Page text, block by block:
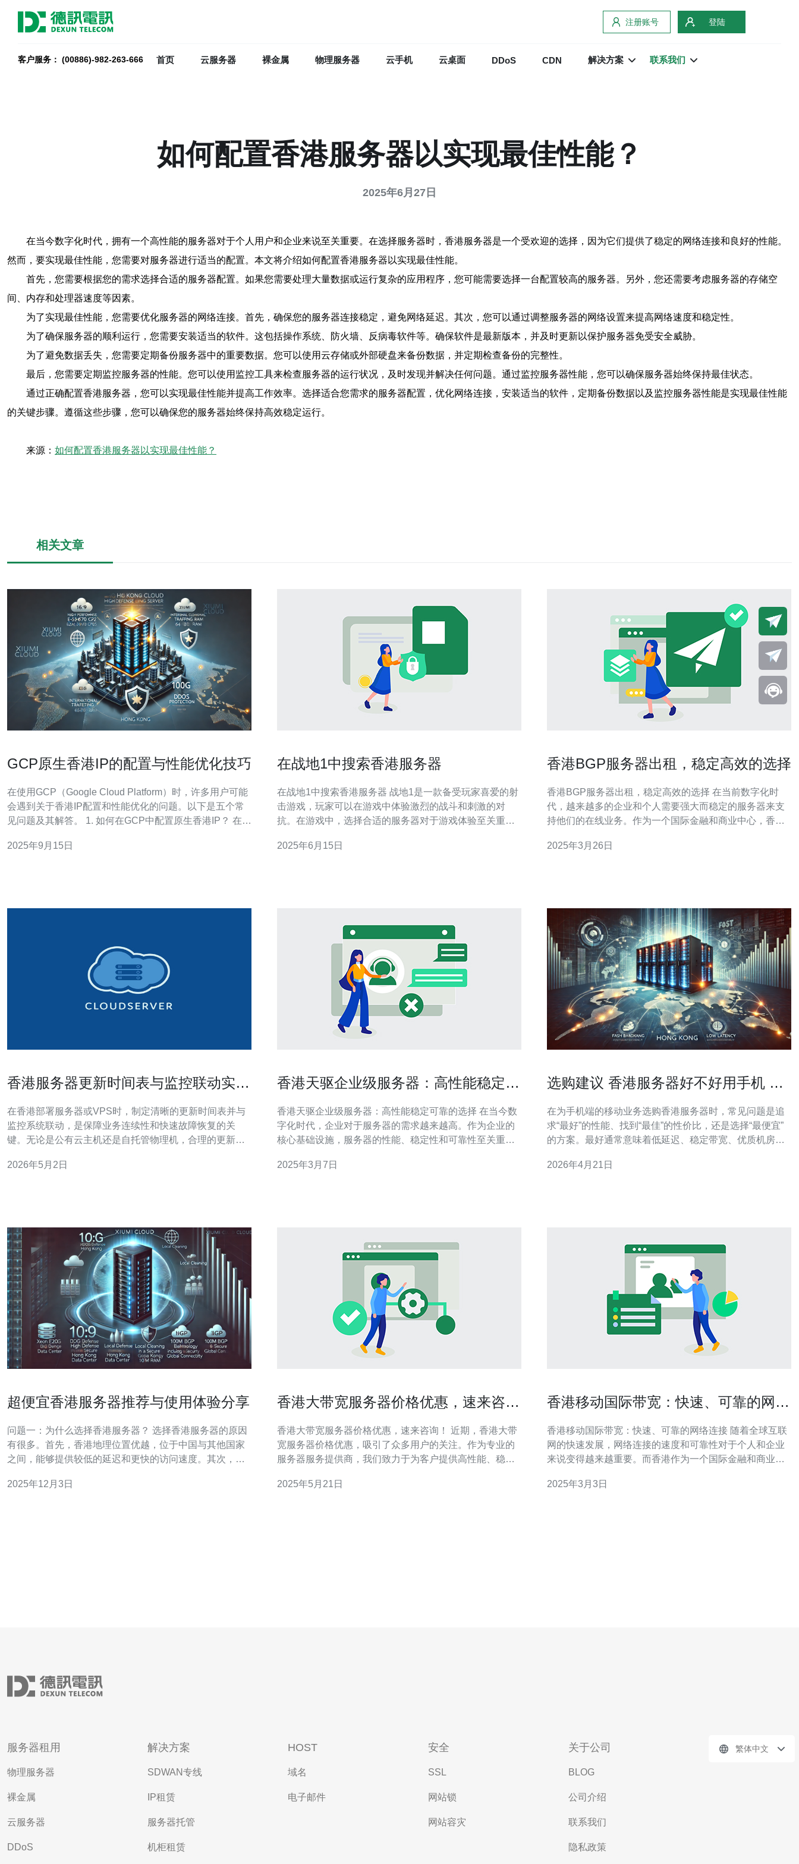
注册账号 登陆
客户服务： (00886)-982-263-666 首页 云服务器 裸金属 物理服务器 云手机 云桌面 DDoS CDN 解决方案 联系我们
如何配置香港服务器以实现最佳性能？
2025年6月27日
在当今数字化时代，拥有一个高性能的服务器对于个人用户和企业来说至关重要。在选择服务器时，香港服务器是一个受欢迎的选择，因为它们提供了稳定的网络连接和良好的性能。
然而，要实现最佳性能，您需要对服务器进行适当的配置。本文将介绍如何配置香港服务器以实现最佳性能。
首先，您需要根据您的需求选择合适的服务器配置。如果您需要处理大量数据或运行复杂的应用程序，您可能需要选择一台配置较高的服务器。另外，您还需要考虑服务器的存储空
间、内存和处理器速度等因素。
为了实现最佳性能，您需要优化服务器的网络连接。首先，确保您的服务器连接稳定，避免网络延迟。其次，您可以通过调整服务器的网络设置来提高网络速度和稳定性。
为了确保服务器的顺利运行，您需要安装适当的软件。这包括操作系统、防火墙、反病毒软件等。确保软件是最新版本，并及时更新以保护服务器免受安全威胁。
为了避免数据丢失，您需要定期备份服务器中的重要数据。您可以使用云存储或外部硬盘来备份数据，并定期检查备份的完整性。
最后，您需要定期监控服务器的性能。您可以使用监控工具来检查服务器的运行状况，及时发现并解决任何问题。通过监控服务器性能，您可以确保服务器始终保持最佳状态。
通过正确配置香港服务器，您可以实现最佳性能并提高工作效率。选择适合您需求的服务器配置，优化网络连接，安装适当的软件，定期备份数据以及监控服务器性能是实现最佳性能
的关键步骤。遵循这些步骤，您可以确保您的服务器始终保持高效稳定运行。
来源： 如何配置香港服务器以实现最佳性能？
相关文章
GCP原生香港IP的配置与性能优化技巧
在使用GCP（Google Cloud Platform）时，许多用户可能
会遇到关于香港IP配置和性能优化的问题。以下是五个常
见问题及其解答。 1. 如何在GCP中配置原生香港IP？ 在
制台。 选择“VPC网络”，然后点击“外部IP地址”。 点击“分
2025年9月15日
在战地1中搜索香港服务器
在战地1中搜索香港服务器 战地1是一款备受玩家喜爱的射
击游戏，玩家可以在游戏中体验激烈的战斗和刺激的对
抗。在游戏中，选择合适的服务器对于游戏体验至关重
战地1中拥有良好的稳定性和连接速度，许多玩家选择连接
2025年6月15日
香港BGP服务器出租，稳定高效的选择
香港BGP服务器出租，稳定高效的选择 在当前数字化时
代，越来越多的企业和个人需要强大而稳定的服务器来支
持他们的在线业务。作为一个国际金融和商业中心，香港
出租服务因其稳定性和高效性而备受推崇。 BGP（Border
2025年3月26日
香港服务器更新时间表与监控联动实现
在香港部署服务器或VPS时，制定清晰的更新时间表并与
监控系统联动，是保障业务连续性和快速故障恢复的关
键。无论是公有云主机还是自托管物理机，合理的更新流
包括常规补丁维护、内核和软件升级窗口以及紧急补丁机
2026年5月2日
香港天驱企业级服务器：高性能稳定可
香港天驱企业级服务器：高性能稳定可靠的选择 在当今数
字化时代，企业对于服务器的需求越来越高。作为企业的
核心基础设施，服务器的性能、稳定性和可靠性至关重
个值得考虑的选择。 香港天驱企业级服务器采用先进的硬
2025年3月7日
选购建议 香港服务器好不好用手机 针
在为手机端的移动业务选购香港服务器时，常见问题是追
求“最好”的性能、找到“最佳”的性价比，还是选择“最便宜”
的方案。最好通常意味着低延迟、稳定带宽、优质机房和
适合对访问量与稳定性要求不高的测试或轻量级业务。本
2026年4月21日
超便宜香港服务器推荐与使用体验分享
问题一：为什么选择香港服务器？ 选择香港服务器的原因
有很多。首先，香港地理位置优越，位于中国与其他国家
之间，能够提供较低的延迟和更快的访问速度。其次，香
用。此外，许多用户选择香港服务器是因为其良好的国际
2025年12月3日
香港大带宽服务器价格优惠，速来咨
香港大带宽服务器价格优惠，速来咨询！ 近期，香港大带
宽服务器价格优惠，吸引了众多用户的关注。作为专业的
服务器服务提供商，我们致力于为客户提供高性能、稳定
的香港大带宽服务器拥有以下优势： 高带宽：拥有大带
2025年5月21日
香港移动国际带宽：快速、可靠的网络
香港移动国际带宽：快速、可靠的网络连接 随着全球互联
网的快速发展，网络连接的速度和可靠性对于个人和企业
来说变得越来越重要。而香港作为一个国际金融和商业中
现出色。 香港移动国际带宽具有以下几个显著优势： 1. 优
2025年3月3日
服务器租用
物理服务器
裸金属
云服务器
DDoS
解决方案
SDWAN专线
IP租赁
服务器托管
机柜租赁
HOST
域名
电子邮件
安全
SSL
网站锁
网站容灾
关于公司
BLOG
公司介绍
联系我们
隐私政策
繁体中文